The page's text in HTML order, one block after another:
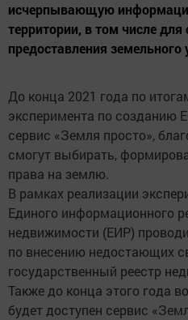
исчерпывающую
территории, в том числе для
предоставления земельного
До конца 2021 года по
эксперимента по созданию
сервис «Земля просто»,
смогут выбирать,
права на землю.
В рамках реализации
Единого информационного
недвижимости (ЕИР)
по внесению недостающих
государственный реестр
Также до конца этого года
будет доступен сервис